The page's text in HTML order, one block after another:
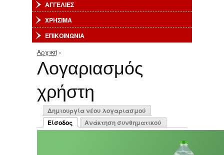
ΑΓΓΕΛΙΕΣ
ΧΡΗΣΙΜΑ
ΕΠΙΚΟΙΝΩΝΙΑ
Είστε εδώ
Αρχική ›
Λογαριασμός
χρήστη
Πρωτεύουσες καρτέλες
Δημιουργία νέου λογαριασμού
Είσοδος
(ενεργή καρτέλα)
Ανάκτηση συνθηματικού